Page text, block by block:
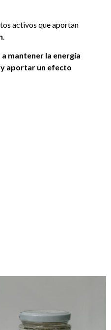
activos que aportan
a mantener la energía
aportar un efecto